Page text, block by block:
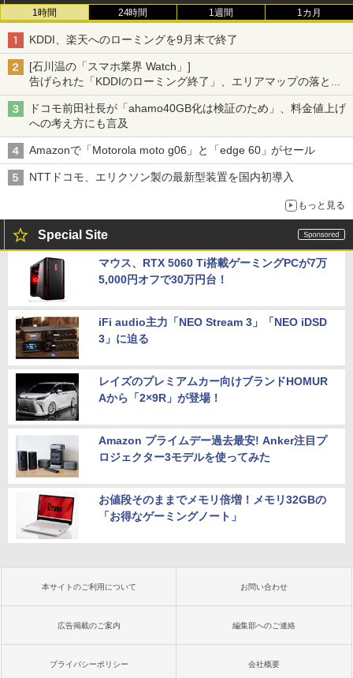
1時間 24時間 1週間 1カ月
KDDI、楽天へのローミングを9月末で終了
[石川温の「スマホ業界 Watch」]
告げられた「KDDIのローミング終了」、エリアマップの落とし
穴と楽天モバイルの課題
ドコモ前田社長が「ahamo40GB化は検証のため」、料金値上げ
への考え方にも言及
Amazonで「Motorola moto g06」と「edge 60」がセール
NTTドコモ、エリクソン製の最新型装置を国内初導入
もっと見る
Special Site
マウス、RTX 5060 Ti搭載ゲーミングPCが7万
5,000円オフで30万円台！
iFi audio主力「NEO Stream 3」「NEO iDSD
3」に迫る
レイズのプレミアムカー向けブランドHOMUR
Aから「2×9R」が登場！
Amazon プライムデー過去最安! Anker注目プ
ロジェクター3モデルを使ってみた
お値段そのままでメモリ倍増！メモリ32GBの
「お得なゲーミングノート」
本サイトのご利用について お問い合わせ
広告掲載のご案内 編集部へのご連絡
プライバシーポリシー 会社概要